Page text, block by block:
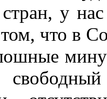
у
что в